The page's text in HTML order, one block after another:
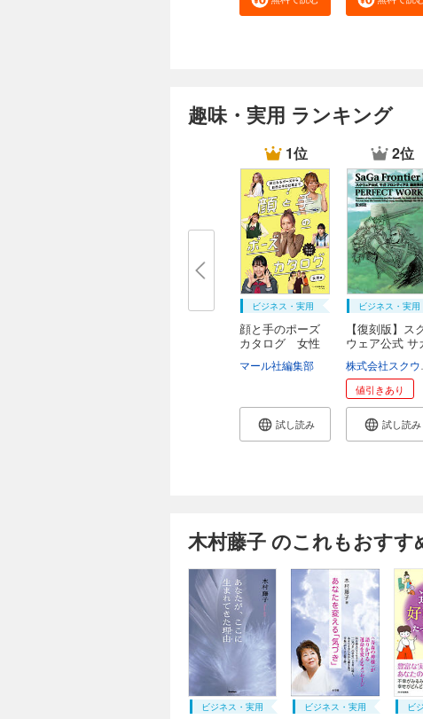
趣味・実用 ランキング
1位
ビジネス・実用
顔と手のポーズ
カタログ 女性
マール社編集部
試し読み
2位
ビジネス・実用
【復刻版】ス
ウェア公式 サ
値引きあり
試し読み
木村藤子 のこれもおすす
ビジネス・実用 ビジネス・実用 ビ